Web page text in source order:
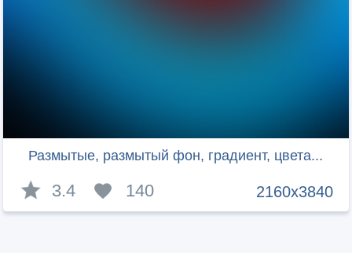
Размытые, размытый фон, градиент, цвета...
2160x3840
3.4 140